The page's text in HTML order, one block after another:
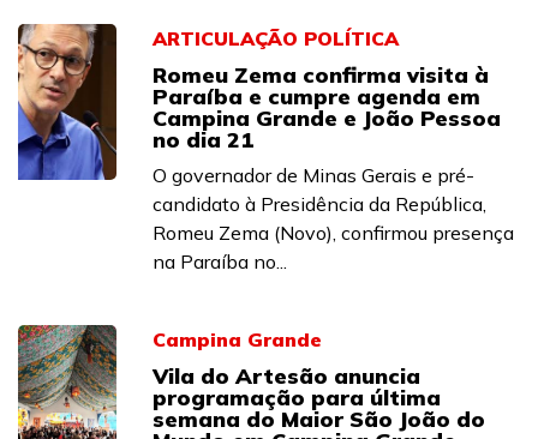
ARTICULAÇÃO POLÍTICA
Romeu Zema confirma visita à
Paraíba e cumpre agenda em
Campina Grande e João Pessoa
no dia 21
O governador de Minas Gerais e pré-
candidato à Presidência da República,
Romeu Zema (Novo), confirmou presença
na Paraíba no...
Campina Grande
Vila do Artesão anuncia
programação para última
semana do Maior São João do